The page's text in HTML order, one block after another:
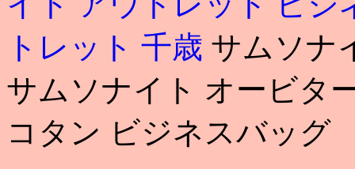
トレット 千歳 サムソナ
サムソナイト オービタ
コタン ビジネスバッグ